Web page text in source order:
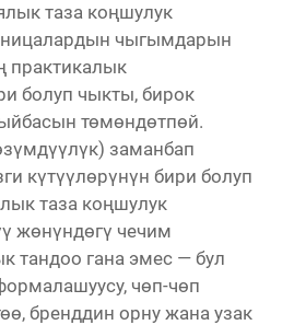
таза коңшулук
чыгымдарын
практикалык
болуп чыкты, бирок
төмөндөтпөй.
заманбап
күтүүлөрүнүн бири болуп
таза коңшулук
жөнүндөгү чечим
тандоо гана эмес — бул
чөп-чөп
бренддин орну жана узак